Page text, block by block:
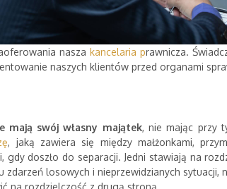
nasza kancelaria prawnicza.
naszych klientów przed organami
mają swój własny majątek, nie mając przy
, jaką zawiera się między małżonkami,
doszło do separacji. Jedni stawiają na
losowych i nieprzewidzianych